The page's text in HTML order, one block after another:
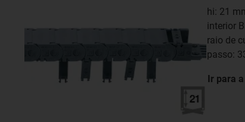
hi: 21
interior
raio de
passo:
Ir para